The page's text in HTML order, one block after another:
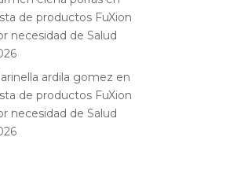
de productos FuXion
necesidad de Salud
ardila gomez en
de productos FuXion
necesidad de Salud